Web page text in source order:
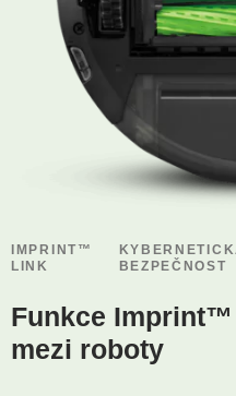
IMPRINT™
LINK
BEZPEČNOST
Funkce
mezi roboty